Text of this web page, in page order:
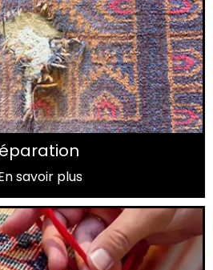
savoir plus